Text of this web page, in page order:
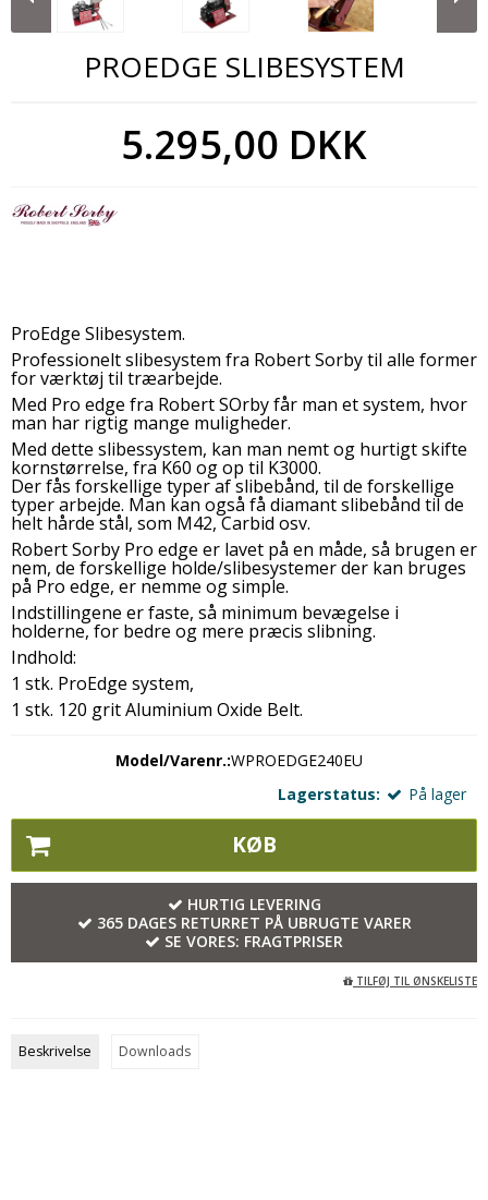
PROEDGE SLIBESYSTEM
5.295,00 DKK
ProEdge Slibesystem.
Professionelt slibesystem fra Robert Sorby til alle former
for værktøj til træarbejde.
Med Pro edge fra Robert SOrby får man et system, hvor
man har rigtig mange muligheder.
Med dette slibessystem, kan man nemt og hurtigt skifte
kornstørrelse, fra K60 og op til K3000.
Der fås forskellige typer af slibebånd, til de forskellige
typer arbejde. Man kan også få diamant slibebånd til de
helt hårde stål, som M42, Carbid osv.
Robert Sorby Pro edge er lavet på en måde, så brugen er
nem, de forskellige holde/slibesystemer der kan bruges
på Pro edge, er nemme og simple.
Indstillingene er faste, så minimum bevægelse i
holderne, for bedre og mere præcis slibning.
Indhold:
1 stk. ProEdge system,
1 stk. 120 grit Aluminium Oxide Belt.
Model/Varenr.:WPROEDGE240EU
Lagerstatus:
På lager
KØB
HURTIG LEVERING
365 DAGES RETURRET PÅ UBRUGTE VARER
SE VORES: FRAGTPRISER
TILFØJ TIL ØNSKELISTE
Beskrivelse Downloads